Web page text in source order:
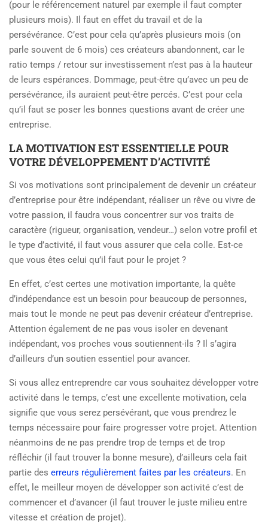
(pour le référencement naturel par exemple il faut compter
plusieurs mois). Il faut en effet du travail et de la
persévérance. C’est pour cela qu’après plusieurs mois (on
parle souvent de 6 mois) ces créateurs abandonnent, car le
ratio temps / retour sur investissement n’est pas à la hauteur
de leurs espérances. Dommage, peut-être qu’avec un peu de
persévérance, ils auraient peut-être percés. C’est pour cela
qu’il faut se poser les bonnes questions avant de créer une
entreprise.
LA MOTIVATION EST ESSENTIELLE POUR
VOTRE DÉVELOPPEMENT D’ACTIVITÉ
Si vos motivations sont principalement de devenir un créateur
d’entreprise pour être indépendant, réaliser un rêve ou vivre de
votre passion, il faudra vous concentrer sur vos traits de
caractère (rigueur, organisation, vendeur…) selon votre profil et
le type d’activité, il faut vous assurer que cela colle. Est-ce
que vous êtes celui qu’il faut pour le projet ?
En effet, c’est certes une motivation importante, la quête
d’indépendance est un besoin pour beaucoup de personnes,
mais tout le monde ne peut pas devenir créateur d’entreprise.
Attention également de ne pas vous isoler en devenant
indépendant, vos proches vous soutiennent-ils ? Il s’agira
d’ailleurs d’un soutien essentiel pour avancer.
Si vous allez entreprendre car vous souhaitez développer votre
activité dans le temps, c’est une excellente motivation, cela
signifie que vous serez persévérant, que vous prendrez le
temps nécessaire pour faire progresser votre projet. Attention
néanmoins de ne pas prendre trop de temps et de trop
réfléchir (il faut trouver la bonne mesure), d’ailleurs cela fait
partie des erreurs régulièrement faites par les créateurs. En
effet, le meilleur moyen de développer son activité c’est de
commencer et d’avancer (il faut trouver le juste milieu entre
vitesse et création de projet).